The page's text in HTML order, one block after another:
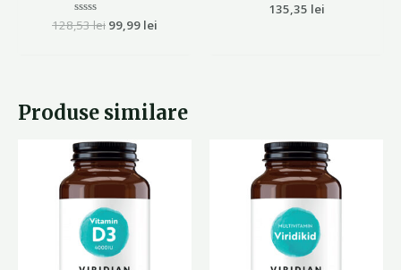
Evaluat
la
128,53lei 99,99 lei
Evaluat
135,35 lei
Produse similare